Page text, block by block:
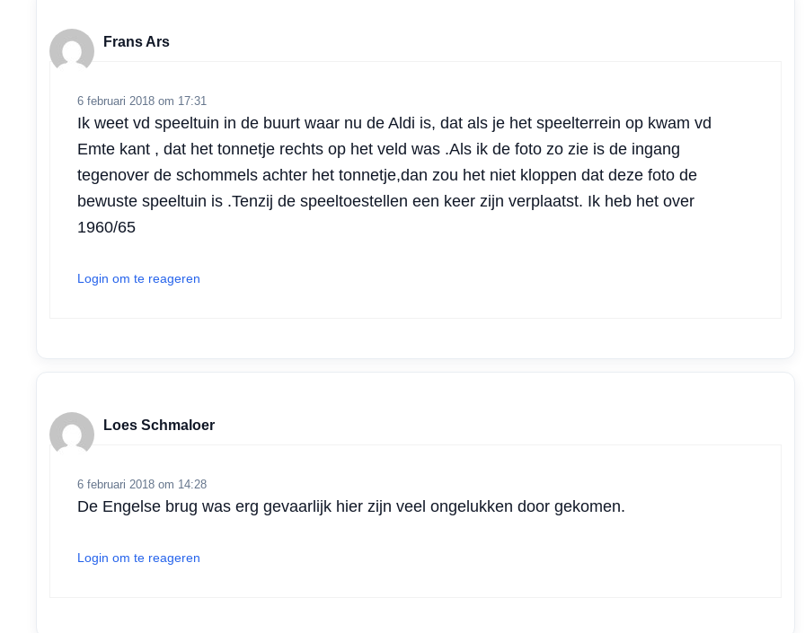
Frans Ars
6 februari 2018 om 17:31
Ik weet vd speeltuin in de buurt waar nu de Aldi is, dat als je het speelterrein op kwam vd
Emte kant , dat het tonnetje rechts op het veld was .Als ik de foto zo zie is de ingang
tegenover de schommels achter het tonnetje,dan zou het niet kloppen dat deze foto de
bewuste speeltuin is .Tenzij de speeltoestellen een keer zijn verplaatst. Ik heb het over
1960/65
Login om te reageren
Loes Schmaloer
6 februari 2018 om 14:28
De Engelse brug was erg gevaarlijk hier zijn veel ongelukken door gekomen.
Login om te reageren